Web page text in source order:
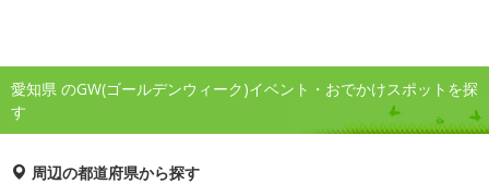
愛知県 のGW(ゴールデンウィーク)イベント・おでかけスポットを探
す
周辺の都道府県から探す